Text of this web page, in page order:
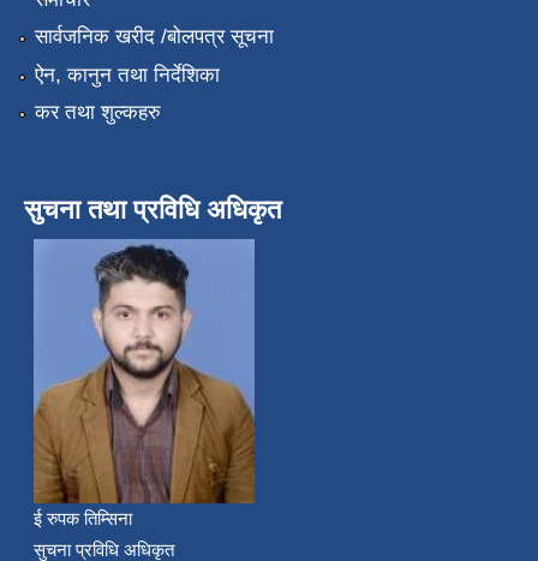
सार्वजनिक खरीद /बोलपत्र सूचना
ऐन, कानुन तथा निर्देशिका
कर तथा शुल्कहरु
सुचना तथा प्रविधि अधिकृत
ई रुपक तिम्सिना
सुचना प्रविधि अधिकृत